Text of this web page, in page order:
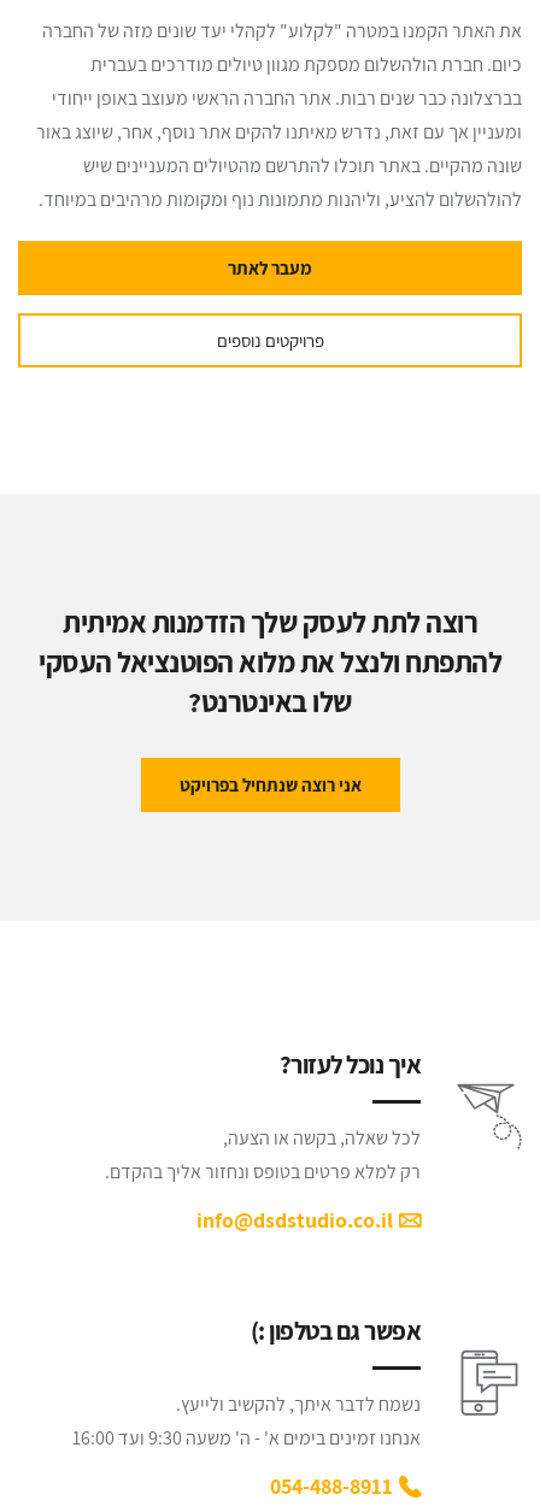
את האתר הקמנו במטרה "לקלוע" לקהלי יעד שונים מזה של החברה
כיום. חברת הולהשלום מספקת מגוון טיולים מודרכים בעברית
בברצלונה כבר שנים רבות. אתר החברה הראשי מעוצב באופן ייחודי
ומעניין אך עם זאת, נדרש מאיתנו להקים אתר נוסף, אחר, שיוצג באור
שונה מהקיים. באתר תוכלו להתרשם מהטיולים המעניינים שיש
להולהשלום להציע, וליהנות מתמונות נוף ומקומות מרהיבים במיוחד.
מעבר לאתר
פרויקטים נוספים
רוצה לתת לעסק שלך הזדמנות אמיתית
להתפתח ולנצל את מלוא הפוטנציאל העסקי
שלו באינטרנט?
אני רוצה שנתחיל בפרויקט
איך נוכל לעזור?
לכל שאלה, בקשה או הצעה,
רק למלא פרטים בטופס ונחזור אליך בהקדם.
info@dsdstudio.co.il
אפשר גם בטלפון :)
נשמח לדבר איתך, להקשיב ולייעץ.
אנחנו זמינים בימים א' - ה' משעה 9:30 ועד 16:00
054-488-8911